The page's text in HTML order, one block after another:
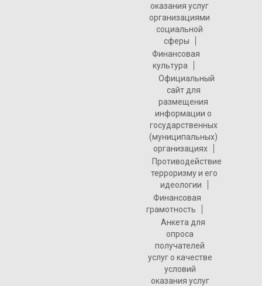
оказания услуг
организациями
социальной
сферы
Финансовая
культура
Официальный
сайт для
размещения
информации о
государственных
(муниципальных)
организациях
Противодействие
терроризму и его
идеологии
Финансовая
грамотность
Анкета для
опроса
получателей
услуг о качестве
условий
оказания услуг